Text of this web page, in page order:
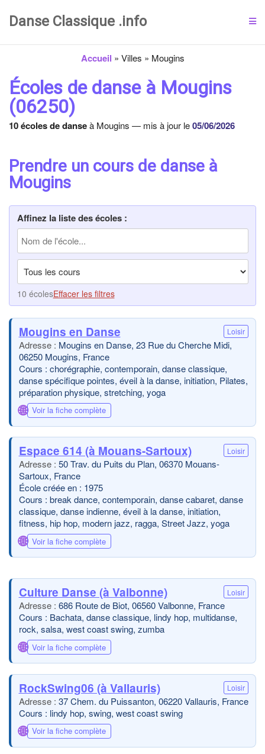
Danse Classique .info
Accueil » Villes » Mougins
Écoles de danse à Mougins
(06250)
10 écoles de danseà Mougins — mis à jour le05/06/2026
Prendre un cours de danse à
Mougins
Affinez la liste des écoles :
10 écolesEffacer les filtres
Mougins en Danse Loisir
Mougins en Danse, 23 Rue du Cherche Midi,
06250 Mougins, France
Cours : chorégraphie, contemporain, danse classique,
danse spécifique pointes, éveil à la danse, initiation, Pilates,
préparation physique, stretching, yoga
🌐 Voir la fiche complète
Espace 614 (à Mouans-Sartoux) Loisir
50 Trav. du Puits du Plan, 06370 Mouans-
Sartoux, France
École créée en : 1975
Cours : break dance, contemporain, danse cabaret, danse
classique, danse indienne, éveil à la danse, initiation,
fitness, hip hop, modern jazz, ragga, Street Jazz, yoga
🌐 Voir la fiche complète
Culture Danse (à Valbonne) Loisir
686 Route de Biot, 06560 Valbonne, France
Cours : Bachata, danse classique, lindy hop, multidanse,
rock, salsa, west coast swing, zumba
🌐 Voir la fiche complète
RockSwing06 (à Vallauris) Loisir
37 Chem. du Puissanton, 06220 Vallauris, France
Cours : lindy hop, swing, west coast swing
🌐 Voir la fiche complète